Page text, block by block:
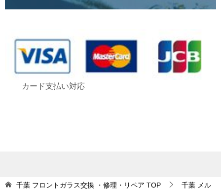
カード支払い対応
千葉 フロントガラス交換 ・修理・リペア TOP 千葉 メル